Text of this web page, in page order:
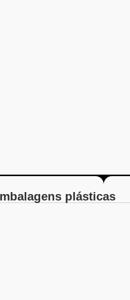
plásticas